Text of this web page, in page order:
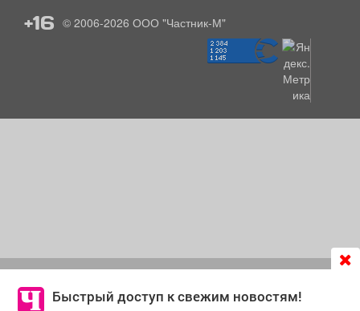
Быстрый доступ к свежим новостям!
согласие на обработку файлов cookie, которые
+16 © 2006-2026 ООО "Частник-М"